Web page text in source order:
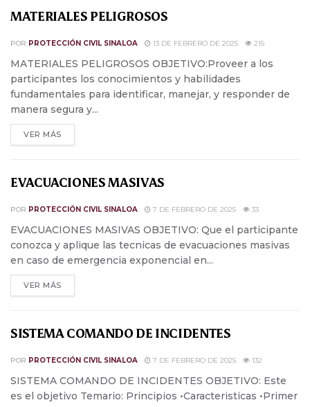
MATERIALES PELIGROSOS
POR PROTECCIÓN CIVIL SINALOA 13 DE FEBRERO DE 2025 215
MATERIALES PELIGROSOS OBJETIVO:Proveer a los
participantes los conocimientos y habilidades
fundamentales para identificar, manejar, y responder de
manera segura y...
VER MÁS
EVACUACIONES MASIVAS
POR PROTECCIÓN CIVIL SINALOA 7 DE FEBRERO DE 2025 33
EVACUACIONES MASIVAS OBJETIVO: Que el participante
conozca y aplique las tecnicas de evacuaciones masivas
en caso de emergencia exponencial en...
VER MÁS
SISTEMA COMANDO DE INCIDENTES
POR PROTECCIÓN CIVIL SINALOA 7 DE FEBRERO DE 2025 132
SISTEMA COMANDO DE INCIDENTES OBJETIVO: Este
es el objetivo Temario: Principios •Caracteristicas •Primer